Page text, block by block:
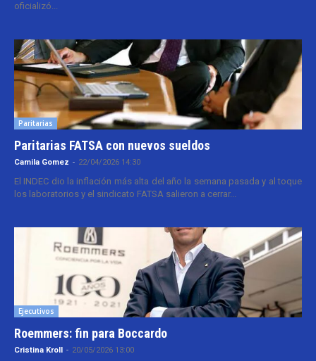
oficializó...
Paritarias
Paritarias FATSA con nuevos sueldos
Camila Gomez - 22/04/2026 14:30
El INDEC dio la inflación más alta del año la semana pasada y al toque
los laboratorios y el sindicato FATSA salieron a cerrar...
Ejecutivos
Roemmers: fin para Boccardo
Cristina Kroll - 20/05/2026 13:00